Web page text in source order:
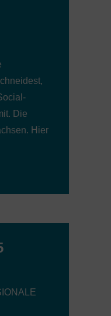
Die
Hier